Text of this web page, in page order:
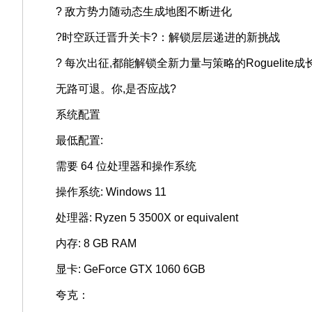
? 敌方势力随动态生成地图不断进化
?时空跃迁晋升关卡?：解锁层层递进的新挑战
? 每次出征,都能解锁全新力量与策略的Roguelite成
无路可退。你,是否应战?
系统配置
最低配置:
需要 64 位处理器和操作系统
操作系统: Windows 11
处理器: Ryzen 5 3500X or equivalent
内存: 8 GB RAM
显卡: GeForce GTX 1060 6GB
夸克：